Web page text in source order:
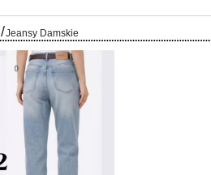
/Jeansy Damskie